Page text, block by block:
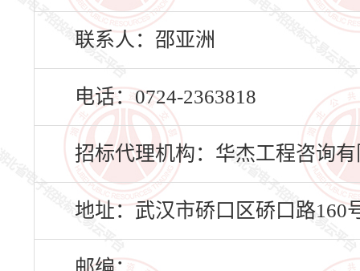
联系人：邵亚洲
电话：0724-2363818
招标代理机构：华杰工程咨询有
地址：武汉市硚口区硚口路160